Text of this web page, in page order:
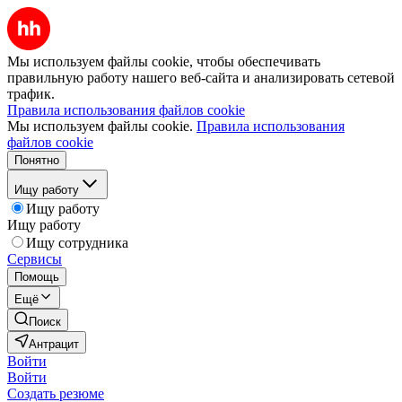
Мы используем файлы cookie, чтобы обеспечивать
правильную работу нашего веб-сайта и анализировать сетевой
трафик.
Правила использования файлов cookie
Мы используем файлы cookie. Правила использования
файлов cookie
Понятно
Ищу работу
Ищу работу
Ищу работу
Ищу сотрудника
Сервисы
Помощь
Ещё
Поиск
Антрацит
Войти
Войти
Создать резюме